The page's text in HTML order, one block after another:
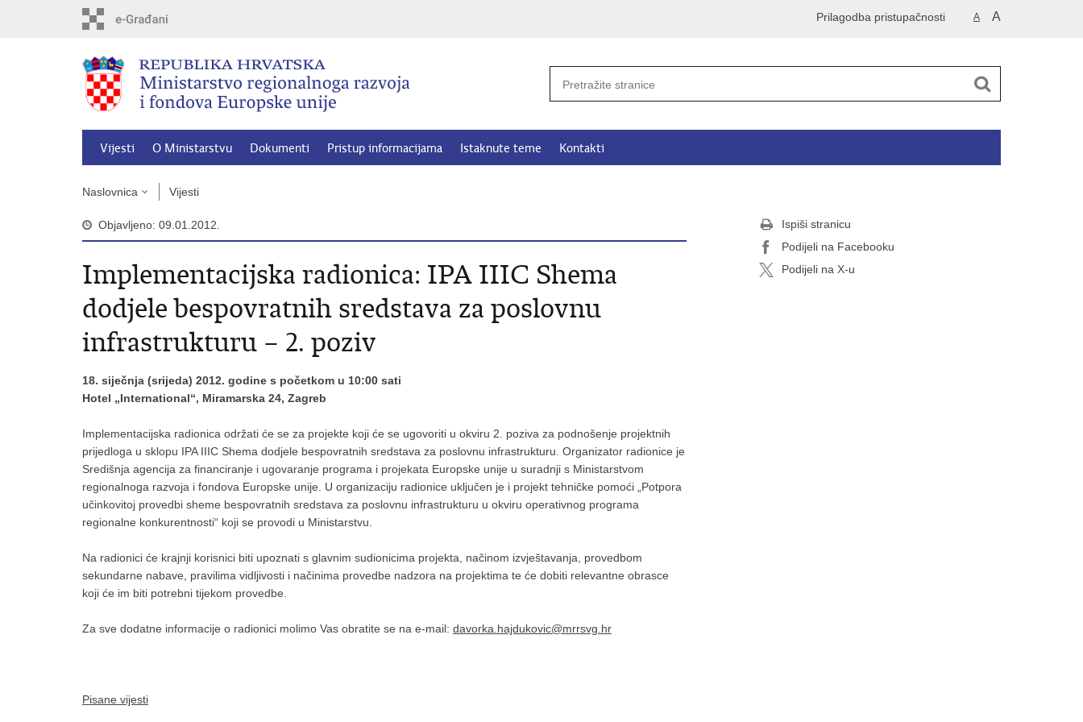
A A
Prilagodba pristupačnosti
Vijesti O Ministarstvu Dokumenti Pristup informacijama Istaknute teme Kontakti
Naslovnica Vijesti
Objavljeno: 09.01.2012.
Implementacijska radionica: IPA IIIC Shema
dodjele bespovratnih sredstava za poslovnu
infrastrukturu – 2. poziv
18. siječnja (srijeda) 2012. godine s početkom u 10:00 sati
Hotel „International“, Miramarska 24, Zagreb
Implementacijska radionica održati će se za projekte koji će se ugovoriti u okviru 2. poziva za podnošenje projektnih
prijedloga u sklopu IPA IIIC Shema dodjele bespovratnih sredstava za poslovnu infrastrukturu. Organizator radionice je
Središnja agencija za financiranje i ugovaranje programa i projekata Europske unije u suradnji s Ministarstvom
regionalnoga razvoja i fondova Europske unije. U organizaciju radionice uključen je i projekt tehničke pomoći „Potpora
učinkovitoj provedbi sheme bespovratnih sredstava za poslovnu infrastrukturu u okviru operativnog programa
regionalne konkurentnosti“ koji se provodi u Ministarstvu.
Na radionici će krajnji korisnici biti upoznati s glavnim sudionicima projekta, načinom izvještavanja, provedbom
sekundarne nabave, pravilima vidljivosti i načinima provedbe nadzora na projektima te će dobiti relevantne obrasce
koji će im biti potrebni tijekom provedbe.
Za sve dodatne informacije o radionici molimo Vas obratite se na e-mail: davorka.hajdukovic@mrrsvg.hr
Pisane vijesti
Ispiši stranicu
Podijeli na Facebooku
Podijeli na X-u